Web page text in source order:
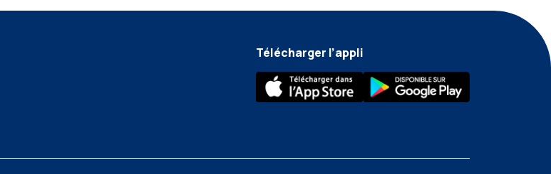
Télécharger l’appli